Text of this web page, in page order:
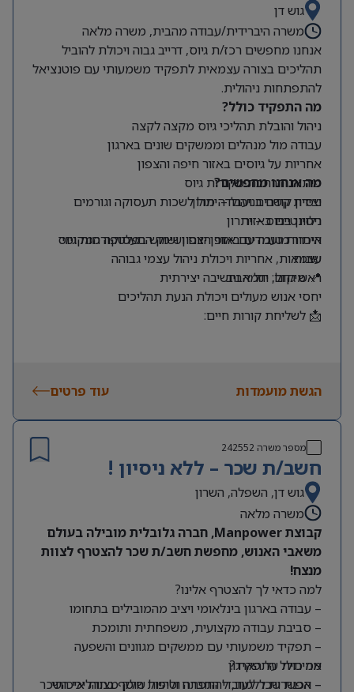
גוש דן
משרה היברידית/עבודה מהבית, משרה מלאה
אנחנו מחפשים רכז/ת גיוס, דרייב גבוה ויכולת להוביל
תהליכים בצורה עצמאית לתפקיד משמעותי עם פוטנציאל
להתפתחות ניהולית.
מה התפקיד כולל?
ניהול והובלת תהליכי גיוס מקצה לקצה
עבודה מול מנהלים וממשקים שונים בארגון
אחריות על גיוסים באזור חיפה והצפון
פיתוח והרחבת מקורות גיוס
יצירת קשרים ועבודה מול לשכות תעסוקה וגורמים
רלוונטיים באזור
איתור מועמדים באופן יזום ושימוש בפלטפורמות גיוס
שונות
מה אנחנו מחפשים?
ניסיון קודם בניהול – יתרון
ניסיון בגיוס – יתרון
היכרות טובה עם אזור הצפון ושוק התעסוקה המקומי
עצמאות, אחריות ויכולת ניהול עצמי גבוהה
ראש גדול, יוזמה וחשיבה יצירתית
יחסי אנוש מעולים ויכולת הנעת תהליכים
📍 מיקום: תל אביב
📩 לשליחת קורות חיים:
הגשת מועמדות עוד פרטים
מספר משרה 242552
חשב/ת שכר – ללא ניסיון !
גוש דן, השפלה, השרון
משרה מלאה
קבוצת Manpower, חברה גלובלית מובילה בעולם
משאבי האנוש, מחפשת חשב/ת שכר להצטרף לצוות
מנצח!
למה כדאי לך להצטרף אלינו?
– עבודה בארגון בינלאומי ויציב מהמובילים בתחומו
– סביבת עבודה מקצועית, משפחתית ותומכת
– תפקיד משמעותי עם ממשקים מגוונים והשפעה
אמיתית על הארגון
– אפשרות ללמוד, להתפתח ולהיות חלק מצוות איכותי
מה כולל התפקיד?
– הכנת שכר לעובדי החברה וטיפול שוטף בתהליכי השכר